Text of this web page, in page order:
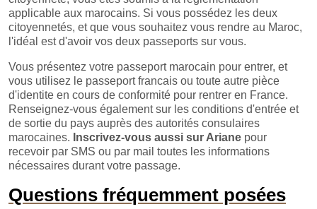
applicable aux marocains. Si vous possédez les deux
citoyennetés, et que vous souhaitez vous rendre au Maroc,
l'idéal est d'avoir vos deux passeports sur vous.
Vous présentez votre passeport marocain pour entrer, et
vous utilisez le passeport francais ou toute autre pièce
d'identite en cours de conformité pour rentrer en France.
Renseignez-vous également sur les conditions d'entrée et
de sortie du pays auprès des autorités consulaires
marocaines. Inscrivez-vous aussi sur Ariane pour
recevoir par SMS ou par mail toutes les informations
nécessaires durant votre passage.
Questions fréquemment posées